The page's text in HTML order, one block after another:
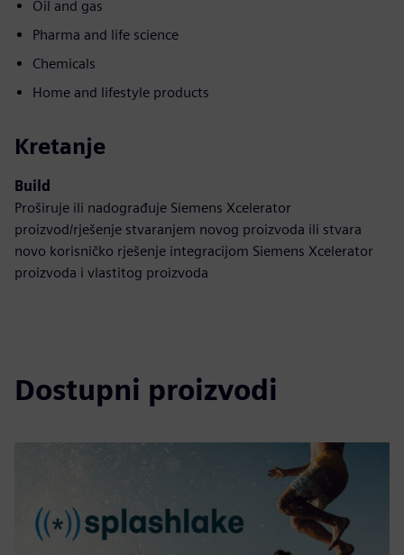
Oil and gas
Pharma and life science
Chemicals
Home and lifestyle products
Kretanje
Build
Proširuje ili nadograđuje Siemens Xcelerator
proizvod/rješenje stvaranjem novog proizvoda ili stvara
novo korisničko rješenje integracijom Siemens Xcelerator
proizvoda i vlastitog proizvoda
Dostupni proizvodi